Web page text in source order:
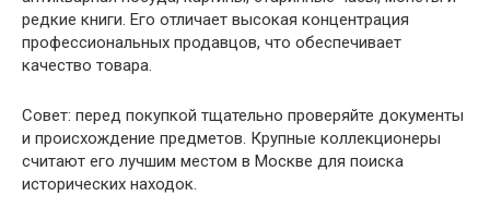
редкие книги. Его отличает высокая концентрация
профессиональных продавцов, что обеспечивает
качество товара.
Совет: перед покупкой тщательно проверяйте документы
и происхождение предметов. Крупные коллекционеры
считают его лучшим местом в Москве для поиска
исторических находок.